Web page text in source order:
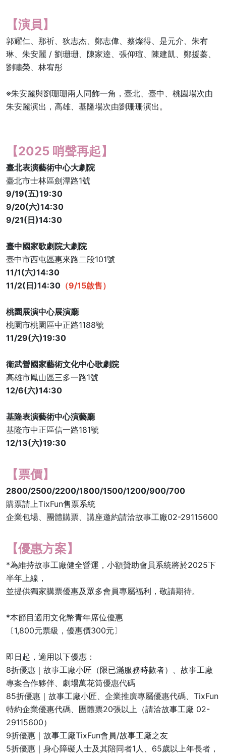
【演員】
郭耀仁、那祈、狄志杰、鄭志偉、蔡燦得、是元介、朱宥
琳、朱安麗 / 劉珊珊、陳家逵、張仰瑄、陳建凱、鄭援蓁、
劉嘯榮、林宥彤
※朱安麗與劉珊珊兩人同飾一角，臺北、臺中、桃園場次由
朱安麗演出，高雄、基隆場次由劉珊珊演出。
【2025 哨聲再起】
臺北表演藝術中心大劇院
臺北市士林區劍潭路1號
9/19(五)19:30
9/20(六)14:30
9/21(日)14:30
臺中國家歌劇院大劇院
臺中市西屯區惠來路二段101號
11/1(六)14:30
11/2(日)14:30 （9/15啟售）
桃園展演中心展演廳
桃園市桃園區中正路1188號
11/29(六)19:30
衛武營國家藝術文化中心歌劇院
高雄市鳳山區三多一路1號
12/6(六)14:30
基隆表演藝術中心演藝廳
基隆市中正區信一路181號
12/13(六)19:30
【票價】
2800/2500/2200/1800/1500/1200/900/700
購票請上TixFun售票系統
企業包場、團體購票、講座邀約請洽故事工廠02-29115600
【優惠方案】
*為維持故事工廠健全營運，小額贊助會員系統將於2025下
半年上線，
並提供獨家購票優惠及眾多會員專屬福利，敬請期待。
*本節目適用文化幣青年席位優惠
〔1,800元票級，優惠價300元〕
即日起，適用以下優惠：
8折優惠｜故事工廠小匠（限已滿服務時數者）、故事工廠
專案合作夥伴、劇場萬花筒優惠代碼
85折優惠｜故事工廠小匠、企業推廣專屬優惠代碼、TixFun
特約企業優惠代碼、團體票20張以上（請洽故事工廠 02-
29115600）
9折優惠｜故事工廠TixFun會員/故事工廠之友
5折優惠｜身心障礙人士及其陪同者1人、65歲以上年長者，